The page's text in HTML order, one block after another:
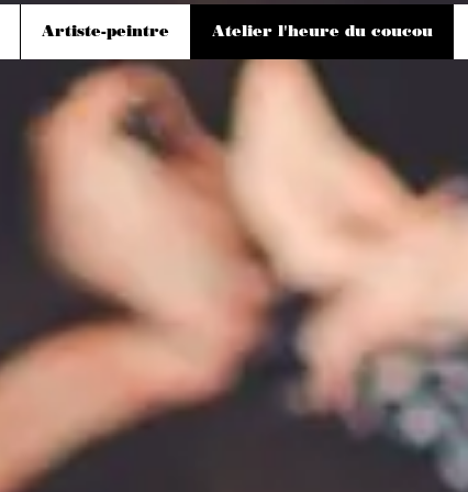
Artiste-peintre Atelier l'heure du coucou